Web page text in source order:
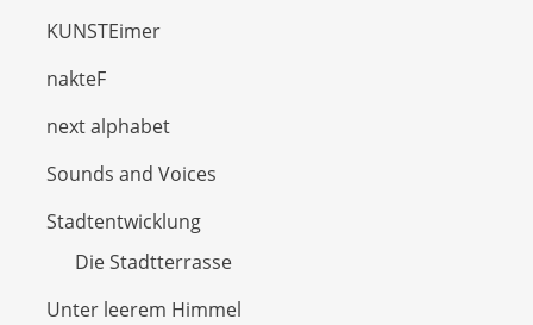
KUNSTEimer
nakteF
next alphabet
Sounds and Voices
Stadtentwicklung
Die Stadtterrasse
Unter leerem Himmel